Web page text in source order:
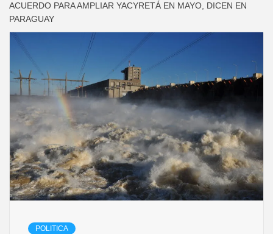
ACUERDO PARA AMPLIAR YACYRETÁ EN MAYO, DICEN EN
PARAGUAY
POLITICA